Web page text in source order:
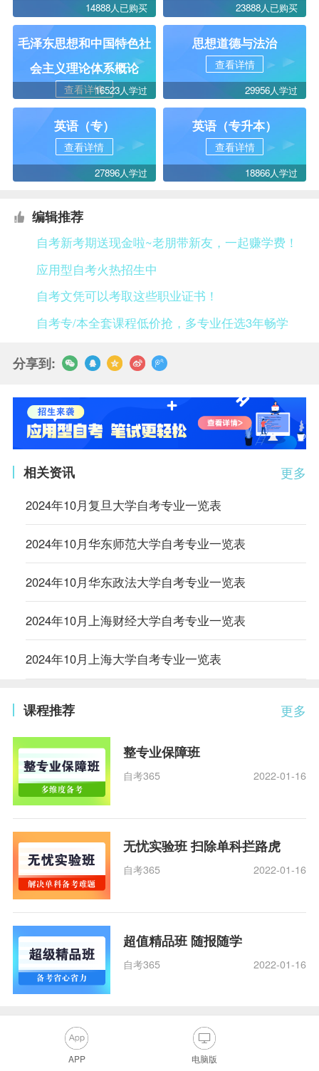
14888人已购买 23888人已购买
毛泽东思想和中国特色社
会主义理论体系概论
查看详情16523人学过
思想道德与法治
查看详情
29956人学过
英语（专）
查看详情
27896人学过
英语（专升本）
查看详情
18866人学过
编辑推荐
自考新考期送现金啦~老朋带新友，一起赚学费！
应用型自考火热招生中
自考文凭可以考取这些职业证书！
自考专/本全套课程低价抢，多专业任选3年畅学
分享到:
更多
相关资讯
2024年10月复旦大学自考专业一览表
2024年10月华东师范大学自考专业一览表
2024年10月华东政法大学自考专业一览表
2024年10月上海财经大学自考专业一览表
2024年10月上海大学自考专业一览表
更多
课程推荐
整专业保障班
自考365 2022-01-16
无忧实验班 扫除单科拦路虎
自考365 2022-01-16
超值精品班 随报随学
自考365 2022-01-16
APP 电脑版